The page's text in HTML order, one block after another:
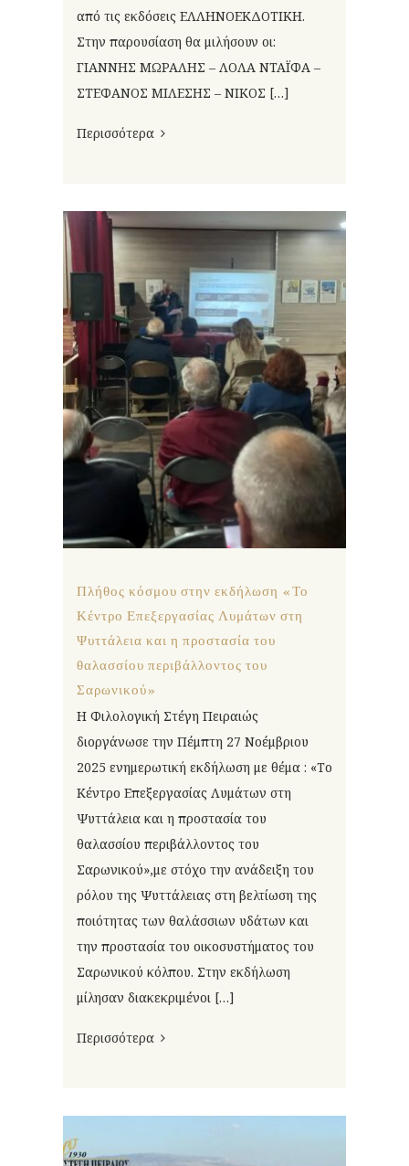
από τις εκδόσεις ΕΛΛΗΝΟΕΚΔΟΤΙΚΗ.
Στην παρουσίαση θα μιλήσουν οι:
ΓΙΑΝΝΗΣ ΜΩΡΑΛΗΣ – ΛΟΛΑ ΝΤΑΪΦΑ –
ΣΤΕΦΑΝΟΣ ΜΙΛΕΣΗΣ – ΝΙΚΟΣ […]
Περισσότερα
Πλήθος κόσμου στην εκδήλωση «Το
Κέντρο Επεξεργασίας Λυμάτων στη
Ψυττάλεια και η προστασία του
θαλασσίου περιβάλλοντος του
Σαρωνικού»
H Φιλολογική Στέγη Πειραιώς
διοργάνωσε την Πέμπτη 27 Νοέμβριου
2025 ενημερωτική εκδήλωση με θέμα : «Το
Κέντρο Επεξεργασίας Λυμάτων στη
Ψυττάλεια και η προστασία του
θαλασσίου περιβάλλοντος του
Σαρωνικού»,με στόχο την ανάδειξη του
ρόλου της Ψυττάλειας στη βελτίωση της
ποιότητας των θαλάσσιων υδάτων και
την προστασία του οικοσυστήματος του
Σαρωνικού κόλπου. Στην εκδήλωση
μίλησαν διακεκριμένοι […]
Περισσότερα